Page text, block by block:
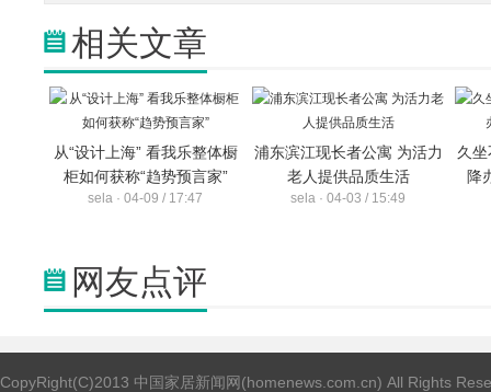
相关文章
从“设计上海” 看我乐整体橱
柜如何获称“趋势预言家”
sela · 04-09 / 17:47
浦东滨江现长者公寓 为活力
老人提供品质生活
sela · 04-03 / 15:49
久
降
网友点评
CopyRight(C)2013 中国家居新闻网(homenews.com.cn) All Rights